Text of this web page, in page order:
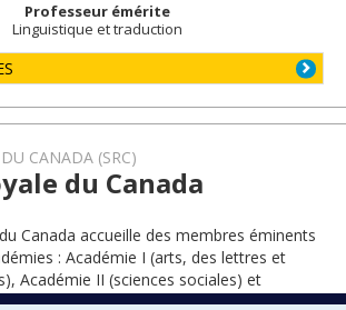
Professeur émérite
Linguistique et traduction
CANADA (SRC)
du Canada
Canada accueille des membres éminents
: Académie I (arts, des lettres et
Académie II (sciences sociales) et